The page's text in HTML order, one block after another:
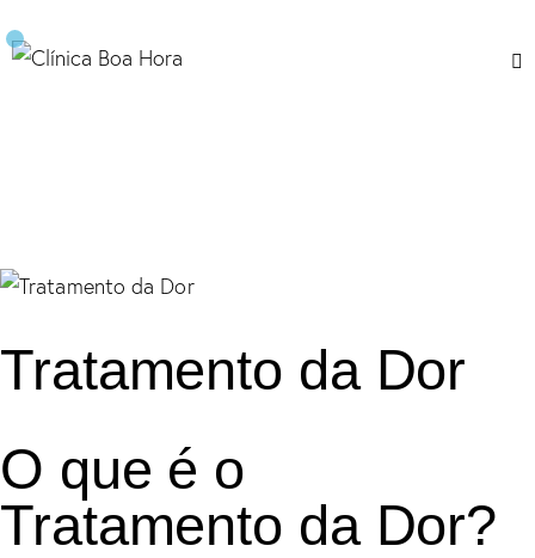
Tratamento da Dor
O que é o
Tratamento da Dor?